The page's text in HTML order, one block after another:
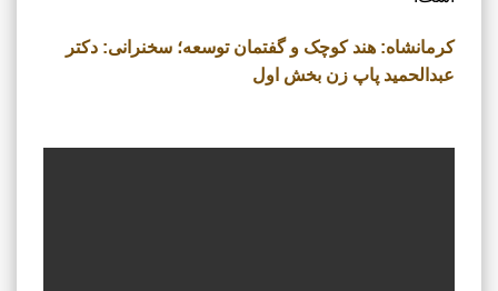
کرمانشاه: هند کوچک و گفتمان توسعه؛ سخنرانی: دکتر
عبدالحمید پاپ زن بخش اول